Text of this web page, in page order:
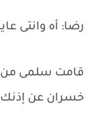
رضا: أه وانتى
قامت سلمى من
خسران عن إذنك